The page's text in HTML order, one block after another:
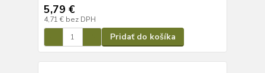
5,79 €
4,71 € bez DPH
Pridať do košíka